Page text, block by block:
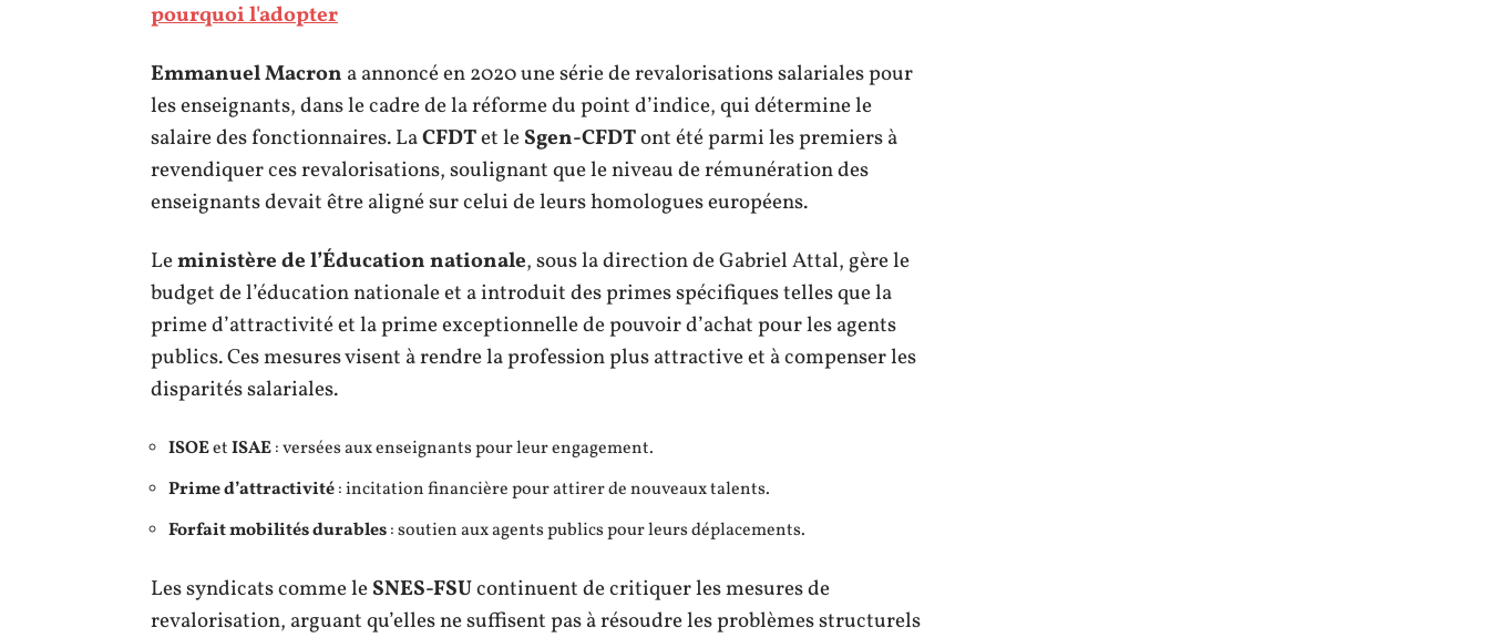
pourquoi l'adopter
Emmanuel Macron a annoncé en 2020 une série de revalorisations salariales pour
les enseignants, dans le cadre de la réforme du point d’indice, qui détermine le
salaire des fonctionnaires. LaCFDTet leSgen-CFDTont été parmi les premiers à
revendiquer ces revalorisations, soulignant que le niveau de rémunération des
enseignants devait être aligné sur celui de leurs homologues européens.
Leministère de l’Éducation nationale, sous la direction de Gabriel Attal, gère le
budget de l’éducation nationale et a introduit des primes spécifiques telles que la
prime d’attractivité et la prime exceptionnelle de pouvoir d’achat pour les agents
publics. Ces mesures visent à rendre la profession plus attractive et à compenser les
disparités salariales.
ISOEetISAE: versées aux enseignants pour leur engagement.
Prime d’attractivité: incitation financière pour attirer de nouveaux talents.
Forfait mobilités durables: soutien aux agents publics pour leurs déplacements.
Les syndicats comme leSNES-FSUcontinuent de critiquer les mesures de
revalorisation, arguant qu’elles ne suffisent pas à résoudre les problèmes structurels